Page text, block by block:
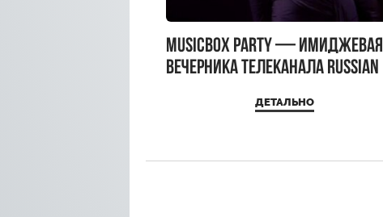
MUSICBOX PARTY — имиджевая
вечерника телеканала RUSSIAN
ДЕТАЛЬНО